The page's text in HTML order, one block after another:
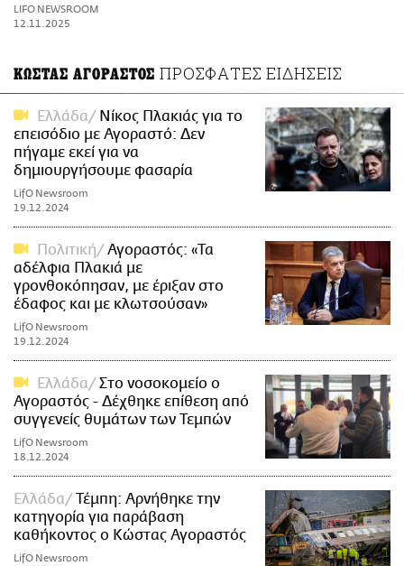
PRINT
LIFO NEWSROOM
12.11.2025
ΚΩΣΤΑΣ ΑΓΟΡΑΣΤΟΣ ΠΡΟΣΦΑΤΕΣ ΕΙΔΗΣΕΙΣ
Ελλάδα
Νίκος Πλακιάς για το
επεισόδιο με Αγοραστό: Δεν
πήγαμε εκεί για να
δημιουργήσουμε φασαρία
LifO Newsroom
19.12.2024
Πολιτική
Αγοραστός: «Τα
αδέλφια Πλακιά με
γρονθοκόπησαν, με έριξαν στο
έδαφος και με κλωτσούσαν»
LifO Newsroom
19.12.2024
Ελλάδα
Στο νοσοκομείο ο
Αγοραστός - Δέχθηκε επίθεση από
συγγενείς θυμάτων των Τεμπών
LifO Newsroom
18.12.2024
Ελλάδα
Τέμπη: Αρνήθηκε την
κατηγορία για παράβαση
καθήκοντος ο Κώστας Αγοραστός
LifO Newsroom